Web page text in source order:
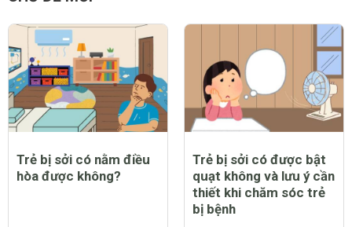
Trẻ bị sởi có nằm điều
hòa được không?
Trẻ bị sởi có được bật
quạt không và lưu ý cần
thiết khi chăm sóc trẻ
bị bệnh